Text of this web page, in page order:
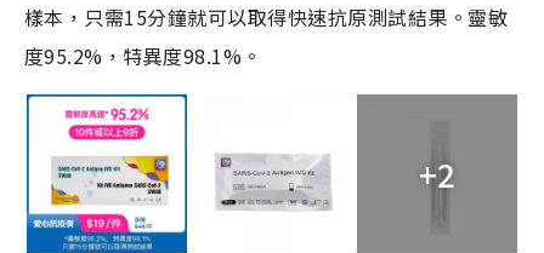
樣本，只需15分鐘就可以取得快速抗原測試結果。靈敏
度95.2%，特異度98.1%。
+2